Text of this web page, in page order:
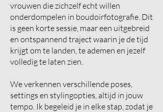
vrouwen die zichzelf echt willen
onderdompelen in boudoirfotografie. Dit
is geen korte sessie, maar een uitgebreid
en ontspannend traject waarin je de tijd
krijgt om te landen, te ademen en jezelf
volledig te laten zien.
We verkennen verschillende poses,
settings en stylingopties, altijd in jouw
tempo. Ik begeleid je in elke stap, zodat je